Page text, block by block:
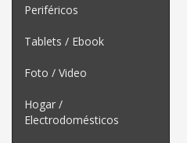
Periféricos
Tablets / Ebook
Foto / Video
Hogar /
Electrodomésticos